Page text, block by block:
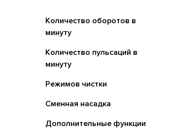
Количество оборотов в
минуту
Количество пульсаций в
минуту
Режимов чистки
Сменная насадка
Дополнительные функции